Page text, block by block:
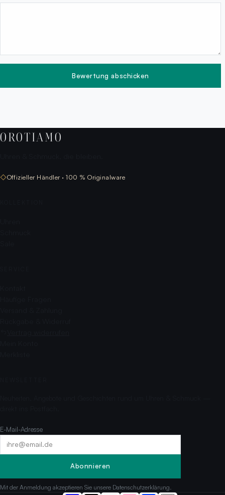
Bewertung abschicken
OROTIAMO
◇Offizieller Händler · 100 % Originalware
E-Mail-Adresse
Abonnieren
Mit der Anmeldung akzeptieren Sie unsere Datenschutzerklärung.